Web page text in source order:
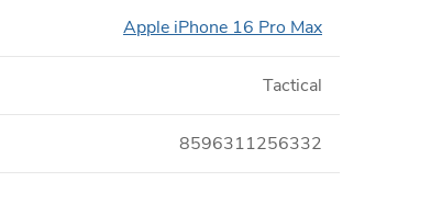
Apple iPhone 16 Pro Max
Tactical
8596311256332